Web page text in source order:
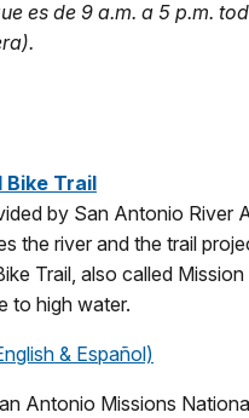
es de 9 a.m. a 5 p.m.
Bike Trail
by San Antonio River
the river and the trail
Trail, also called
to high water.
& Español)
Antonio Missions